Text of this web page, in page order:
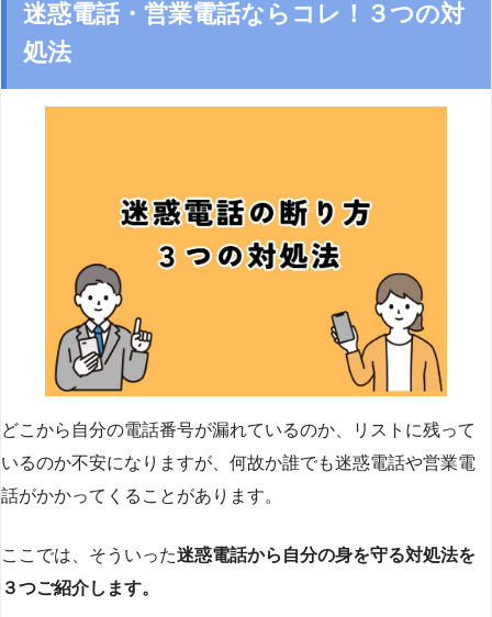
迷惑電話・営業電話ならコレ！３つの対
処法
どこから自分の電話番号が漏れているのか、リストに残って
いるのか不安になりますが、何故か誰でも迷惑電話や営業電
話がかかってくることがあります。
ここでは、そういった迷惑電話から自分の身を守る対処法を
３つご紹介します。